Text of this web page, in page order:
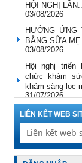
HỘI NGHỊ
03/08/2026
HƯỞNG ỨNG
BẰNG SỮA
03/08/2026
Hội nghị triển
chức khám
khám sàng lọc
31/07/2026
Sở Y tế Sơn La
tuyến toàn
quy phạm pháp
31/07/2026
LIÊN KẾT WEB